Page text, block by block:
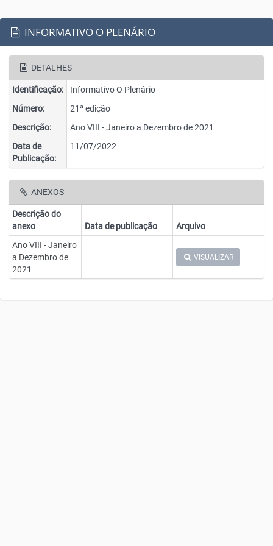
INFORMATIVO O PLENÁRIO
DETALHES
Identificação:
Informativo O Plenário
Número:
21ª edição
Descrição:
Ano VIII - Janeiro a Dezembro de 2021
Data de
Publicação:
11/07/2022
ANEXOS
Descrição do
anexo
Data de publicação
Arquivo
Ano VIII - Janeiro
a Dezembro de
2021
VISUALIZAR